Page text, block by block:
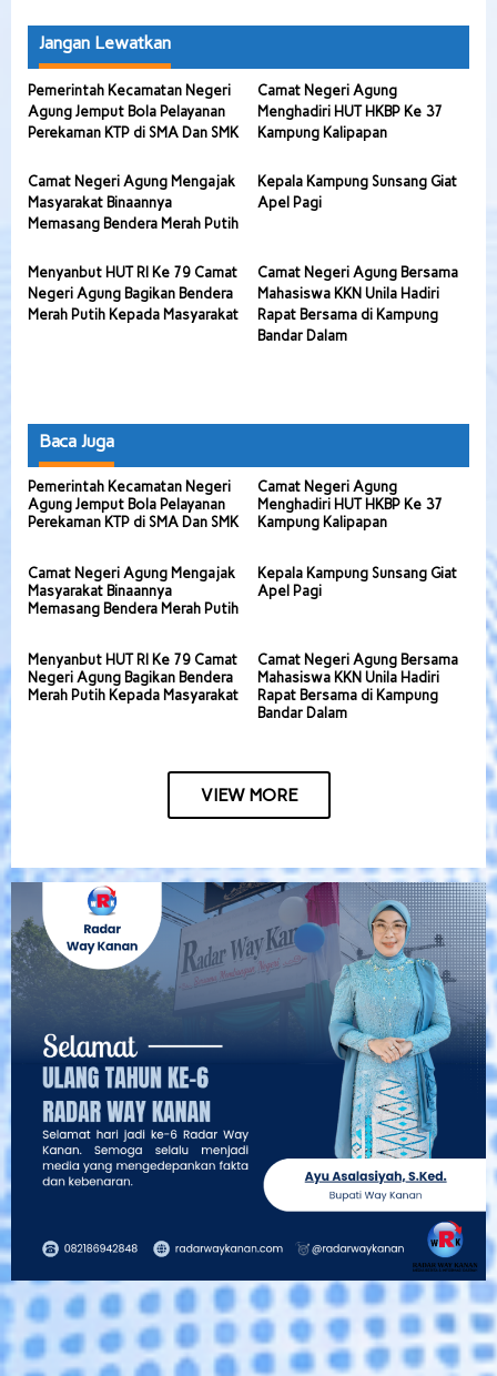
Jangan Lewatkan
Pemerintah Kecamatan Negeri
Agung Jemput Bola Pelayanan
Perekaman KTP di SMA Dan SMK
Camat Negeri Agung
Menghadiri HUT HKBP Ke 37
Kampung Kalipapan
Camat Negeri Agung Mengajak
Masyarakat Binaannya
Memasang Bendera Merah Putih
Kepala Kampung Sunsang Giat
Apel Pagi
Menyanbut HUT RI Ke 79 Camat
Negeri Agung Bagikan Bendera
Merah Putih Kepada Masyarakat
Camat Negeri Agung Bersama
Mahasiswa KKN Unila Hadiri
Rapat Bersama di Kampung
Bandar Dalam
Baca Juga
Pemerintah Kecamatan Negeri
Agung Jemput Bola Pelayanan
Perekaman KTP di SMA Dan SMK
Camat Negeri Agung
Menghadiri HUT HKBP Ke 37
Kampung Kalipapan
Camat Negeri Agung Mengajak
Masyarakat Binaannya
Memasang Bendera Merah Putih
Kepala Kampung Sunsang Giat
Apel Pagi
Menyanbut HUT RI Ke 79 Camat
Negeri Agung Bagikan Bendera
Merah Putih Kepada Masyarakat
Camat Negeri Agung Bersama
Mahasiswa KKN Unila Hadiri
Rapat Bersama di Kampung
Bandar Dalam
VIEW MORE